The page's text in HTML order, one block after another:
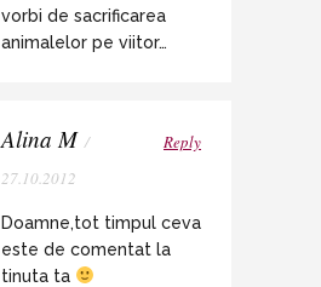
vorbi de sacrificarea
animalelor pe viitor…
Alina M /
27.10.2012
Reply
Doamne,tot timpul ceva
este de comentat la
tinuta ta